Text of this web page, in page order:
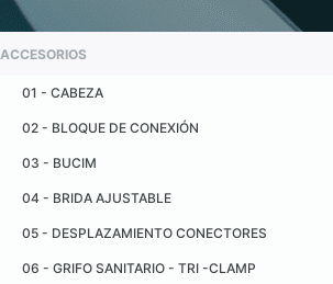
ACCESORIOS
01 - CABEZA
02 - BLOQUE DE CONEXIÓN
03 - BUCIM
04 - BRIDA AJUSTABLE
05 - DESPLAZAMIENTO CONECTORES
06 - GRIFO SANITARIO - TRI -CLAMP